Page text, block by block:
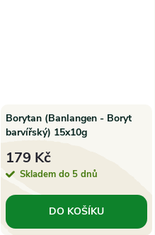
Borytan (Banlangen - Boryt
barvířský) 15x10g
179 Kč
Skladem do 5 dnů
DO KOŠÍKU